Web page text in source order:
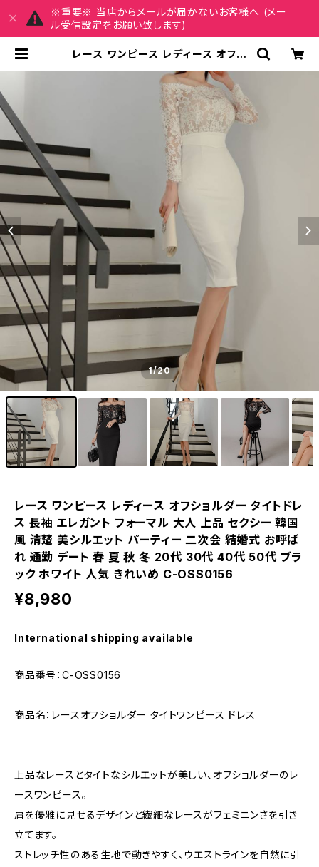
※重要※ 当店からメールが届かないお客様へ (メー
ル受信設定をお願い致します)
レース ワンピース レディース オフシ
ト フォーマル 大人 上品 セクシー 韓
国風 清楚 美シルエット パーティー 二
次会 結婚式 お呼ばれ 通勤 デート 春
夏 秋 冬 20代 30代 40代 50代 ブ
ラック ホワイト 人気 きれいめ C-OS
S0156 | MY CHARM マイチャーム
ワンピース スカート レディースファッ
ション 通販
1/20
レース ワンピース レディース オフショルダー タイトドレ
ス 長袖 エレガント フォーマル 大人 上品 セクシー 韓国
風 清楚 美シルエット パーティー 二次会 結婚式 お呼ば
れ 通勤 デート 春 夏 秋 冬 20代 30代 40代 50代 ブラ
ック ホワイト 人気 きれいめ C-OSS0156
¥8,980
International shipping available
商品番号：C-OSS0156
商品名：レースオフショルダー タイトワンピース ドレス
上品なレースとタイトなシルエットが美しい、オフショルダーのレ
ースワンピース。
肩を優雅に見せるデザインと繊細なレースがフェミニンさを引き
立てます。
ストレッチ性のある生地で動きやすく、ウエストラインを自然に引